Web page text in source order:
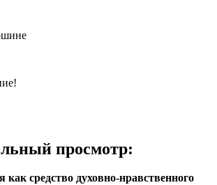
просмотр:
как средство духовно-нравственного